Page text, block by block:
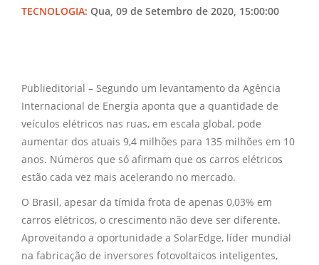
TECNOLOGIA: Qua, 09 de Setembro de 2020, 15:00:00
Publieditorial – Segundo um levantamento da Agência
Internacional de Energia aponta que a quantidade de
veículos elétricos nas ruas, em escala global, pode
aumentar dos atuais 9,4 milhões para 135 milhões em 10
anos. Números que só afirmam que os carros elétricos
estão cada vez mais acelerando no mercado.
O Brasil, apesar da tímida frota de apenas 0,03% em
carros elétricos, o crescimento não deve ser diferente.
Aproveitando a oportunidade a SolarEdge, líder mundial
na fabricação de inversores fotovoltaicos inteligentes,